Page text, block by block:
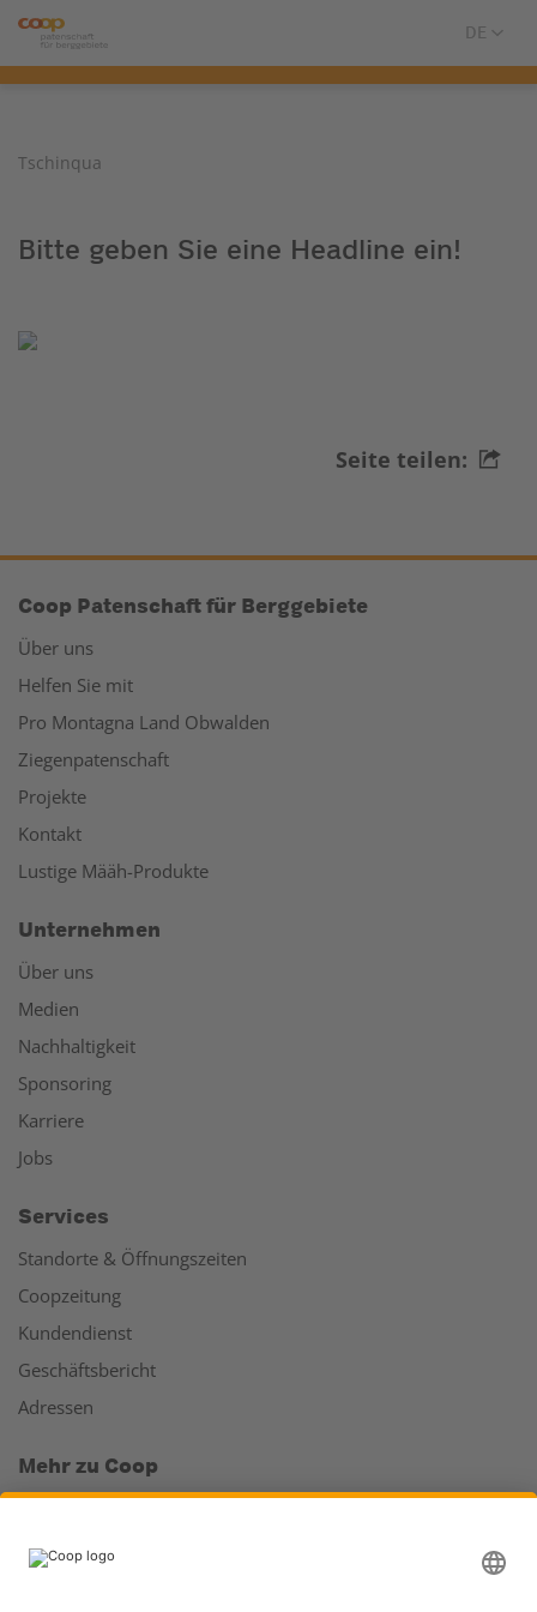
Tschinqua
Bitte geben Sie eine Headline ein!
Seite teilen:
Coop Patenschaft für Berggebiete
Über uns
Helfen Sie mit
Pro Montagna Land Obwalden
Ziegenpatenschaft
Projekte
Kontakt
Lustige Määh-Produkte
Unternehmen
Über uns
Medien
Nachhaltigkeit
Sponsoring
Karriere
Jobs
Services
Standorte & Öffnungszeiten
Coopzeitung
Kundendienst
Geschäftsbericht
Adressen
Mehr zu Coop
Läden & Services